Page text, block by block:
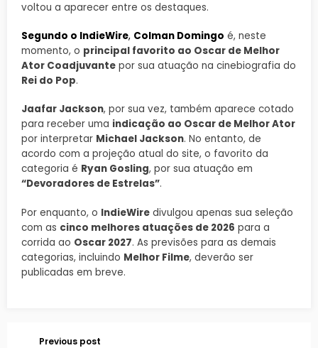
voltou a aparecer entre os destaques.
Segundo o IndieWire, Colman Domingo é, neste
momento, o principal favorito ao Oscar de Melhor
Ator Coadjuvante por sua atuação na cinebiografia do
Rei do Pop.
Jaafar Jackson, por sua vez, também aparece cotado
para receber uma indicação ao Oscar de Melhor Ator
por interpretar Michael Jackson. No entanto, de
acordo com a projeção atual do site, o favorito da
categoria é Ryan Gosling, por sua atuação em
“Devoradores de Estrelas”.
Por enquanto, o IndieWire divulgou apenas sua seleção
com as cinco melhores atuações de 2026 para a
corrida ao Oscar 2027. As previsões para as demais
categorias, incluindo Melhor Filme, deverão ser
publicadas em breve.
Previous post